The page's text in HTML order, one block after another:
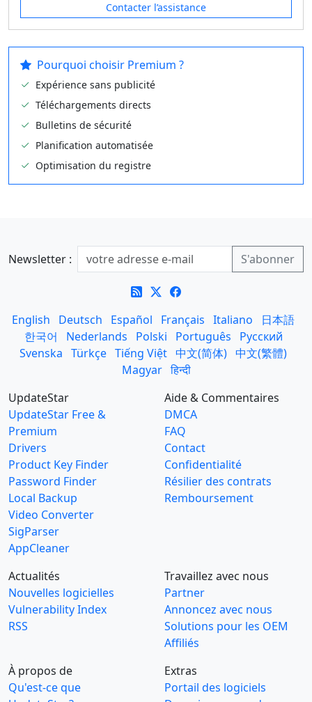
Contacter l’assistance
Pourquoi choisir Premium ?
Expérience sans publicité
Téléchargements directs
Bulletins de sécurité
Planification automatisée
Optimisation du registre
Newsletter :
English Deutsch Español Français Italiano
日本語
한국어
Nederlands Polski Português
Русский
Svenska Türkçe Tiếng Việt 中文(简体) 中文(繁體)
Magyar हिन्दी
UpdateStar
UpdateStar Free &
Premium
Drivers
Product Key Finder
Password Finder
Local Backup
Video Converter
SigParser
AppCleaner
Aide & Commentaires
DMCA
FAQ
Contact
Confidentialité
Résilier des contrats
Remboursement
Actualités
Nouvelles logicielles
Vulnerability Index
RSS
Travaillez avec nous
Partner
Annoncez avec nous
Solutions pour les OEM
Affiliés
À propos de
Qu'est-ce que
Extras
Portail des logiciels